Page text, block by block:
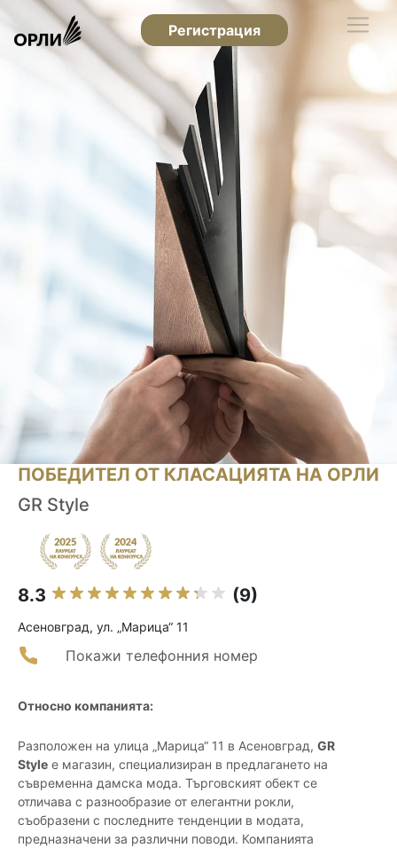
Регистрация
ПОБЕДИТЕЛ ОТ КЛАСАЦИЯТА НА ОРЛИ
GR Style
8.3 (9)
Асеновград, ул. „Марица“ 11
Покажи телефонния номер
Относно компанията:
Разположен на улица „Марица“ 11 в Асеновград, GR
Style е магазин, специализиран в предлагането на
съвременна дамска мода. Търговският обект се
отличава с разнообразие от елегантни рокли,
съобразени с последните тенденции в модата,
предназначени за различни поводи. Компанията